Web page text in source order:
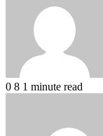
0 8 1 minute read